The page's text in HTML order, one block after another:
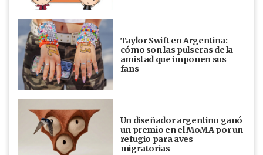
Taylor Swift en Argentina:
cómo son las pulseras de la
amistad que imponen sus
fans
Un diseñador argentino ganó
un premio en el MoMA por un
refugio para aves
migratorias